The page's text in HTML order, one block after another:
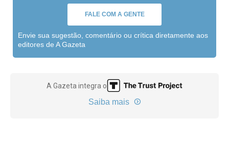
FALE COM A GENTE
Envie sua sugestão, comentário ou crítica diretamente aos
editores de A Gazeta
A Gazeta integra o
Saiba mais